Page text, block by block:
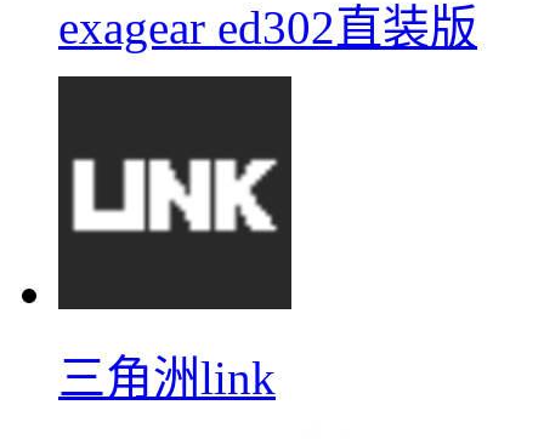
exagear ed302直装版
三角洲link